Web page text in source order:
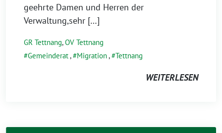
geehr­te Damen und Herren der
Verwaltung,sehr […]
GR Tettnang,OV Tettnang
Gemeinderat, Migration, Tettnang
WEITERLESEN